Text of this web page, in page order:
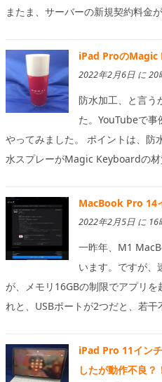
またま、サーバーの新規契約料金
iPad ProのMagic
2022年2月6日 に 20
防水加工、と言う
た。YouTubeで事
やってみました。 ポイントは、防
水スプレーがMagic Keyboardの材
MacBook Pro 14
2022年2月5日 に 16
一昨年、M1
います。ですが、
が、メモリ16GBの制限でアプリ
れと、USBポートが2つだと、若干
iPad Pro 11イン
したが動作不良？